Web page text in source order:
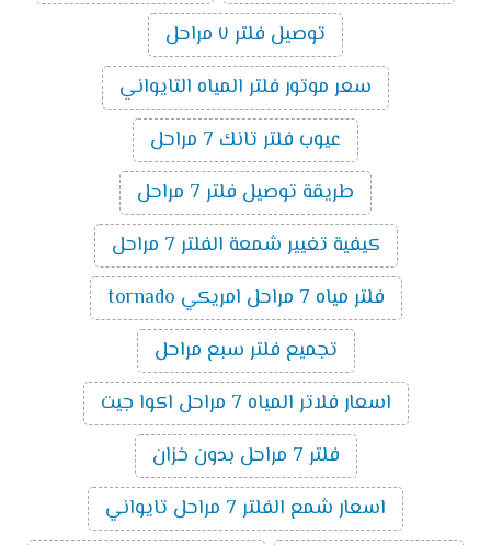
توصيل فلتر ٧ مراحل
سعر موتور فلتر المياه التايواني
عيوب فلتر تانك 7 مراحل
طريقة توصيل فلتر 7 مراحل
كيفية تغيير شمعة الفلتر 7 مراحل
فلتر مياه 7 مراحل امريكي tornado
تجميع فلتر سبع مراحل
اسعار فلاتر المياه 7 مراحل اكوا جيت
فلتر 7 مراحل بدون خزان
اسعار شمع الفلتر 7 مراحل تايواني